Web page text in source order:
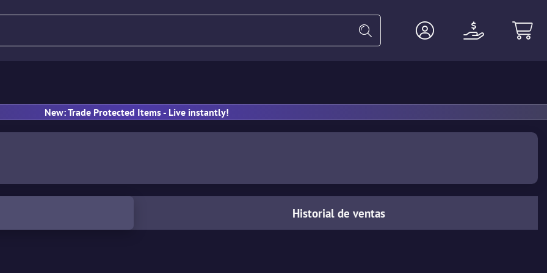
New: Trade Protected Items - Live instantly!
Historial de ventas